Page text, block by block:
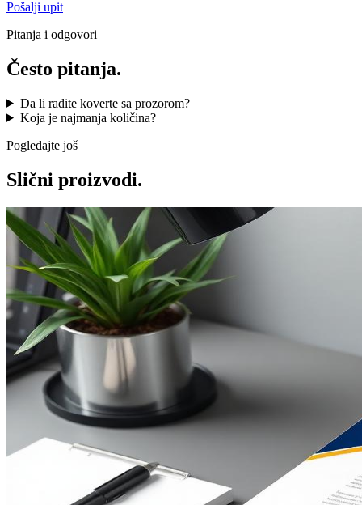
Pošalji upit
Pitanja i odgovori
Često pitanja.
Da li radite koverte sa prozorom?
Koja je najmanja količina?
Pogledajte još
Slični proizvodi.